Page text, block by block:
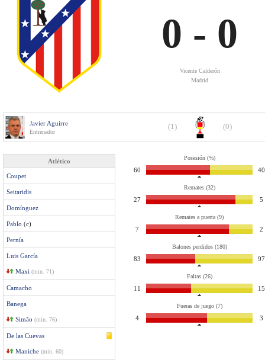
0 - 0
Vicente Calderón
Madrid
Javier Aguirre
Entrenador
(1) (0)
Atlético
Coupet
Seitaridis
Domínguez
Pablo (c)
Pernía
Luis García
Maxi (min. 71)
Camacho
Banega
Simão (min. 76)
De las Cuevas
Maniche (min. 60)
Posesión (%)
60 40
Remates (32)
27 5
Remates a puerta (9)
7 2
Balones perdidos (180)
83 97
Faltas (26)
11 15
Fueras de juego (7)
4 3